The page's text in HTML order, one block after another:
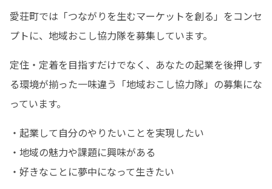
愛荘町では「つながりを生むマーケットを創る」をコンセ
プトに、地域おこし協力隊を募集しています。
定住・定着を目指すだけでなく、あなたの起業を後押しす
る環境が揃った一味違う「地域おこし協力隊」の募集にな
っています。
・起業して自分のやりたいことを実現したい
・地域の魅力や課題に興味がある
・好きなことに夢中になって生きたい